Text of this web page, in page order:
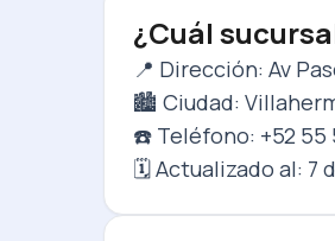
¿Cuál
📍 Dirección: Av
🏙️ Ciudad:
☎️ Teléfono: +52 55
🗓️ Actualizado al: 7